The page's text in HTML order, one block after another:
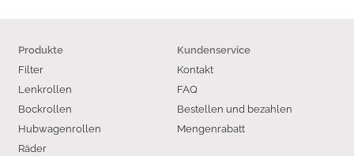
Produkte
Filter
Lenkrollen
Bockrollen
Hubwagenrollen
Räder
Kundenservice
Kontakt
FAQ
Bestellen und bezahlen
Mengenrabatt